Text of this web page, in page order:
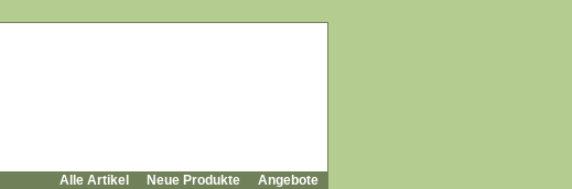
Alle Artikel Neue Produkte Angebote